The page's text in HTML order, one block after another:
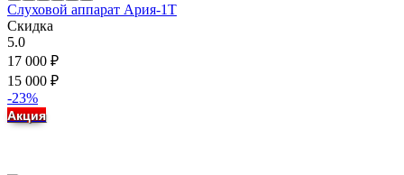
Слуховой аппарат Ария-1Т
Скидка
5.0
17 000 ₽
15 000 ₽
-23%
Акция